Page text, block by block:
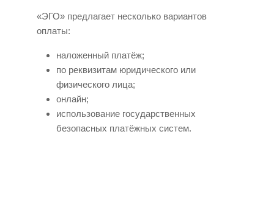
«ЭГО» предлагает несколько вариантов
оплаты:
наложенный платёж;
по реквизитам юридического или
физического лица;
онлайн;
использование государственных
безопасных платёжных систем.